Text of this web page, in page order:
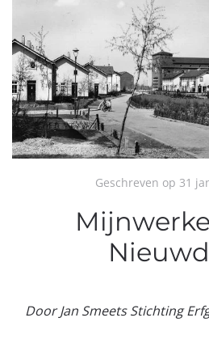
Geschreven op 31
Door Jan Smeets Stichting